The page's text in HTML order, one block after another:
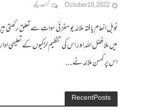
October 18, 2022 کمنت کیجے
نوبل انعام یافتہ ملالہ یوسفزئی سوات سے تعلق
میں ملا فضل اللہ اور اس کی تنظیم لڑکیوں کے تعلیمی
اس پر کمسن ملالہ نے...
Recent Posts